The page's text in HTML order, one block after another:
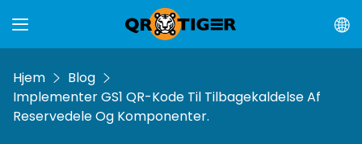
Hjem
Blog
Implementer GS1 QR-Kode Til Tilbagekaldelse Af
Reservedele Og Komponenter.